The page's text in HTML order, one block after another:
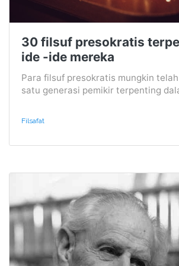
30 filsuf presokratis
ide -ide mereka
Para filsuf presokratis mungkin
satu generasi pemikir terpenting
Filsafat